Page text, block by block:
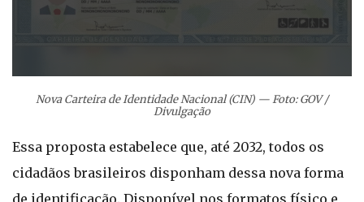
Nova Carteira de Identidade Nacional (CIN) — Foto: GOV /
Divulgação
Essa proposta estabelece que, até 2032, todos os
cidadãos brasileiros disponham dessa nova forma
de identificação. Disponível nos formatos físico e